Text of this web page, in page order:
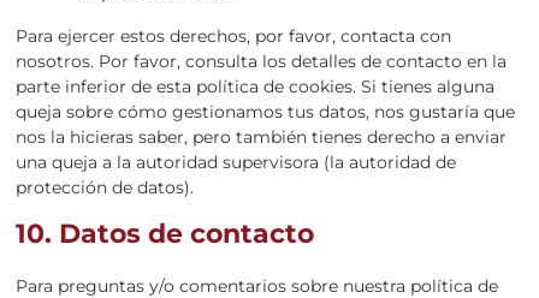
Para ejercer estos derechos, por favor, contacta con
nosotros. Por favor, consulta los detalles de contacto en la
parte inferior de esta política de cookies. Si tienes alguna
queja sobre cómo gestionamos tus datos, nos gustaría que
nos la hicieras saber, pero también tienes derecho a enviar
una queja a la autoridad supervisora (la autoridad de
protección de datos).
10. Datos de contacto
Para preguntas y/o comentarios sobre nuestra política de